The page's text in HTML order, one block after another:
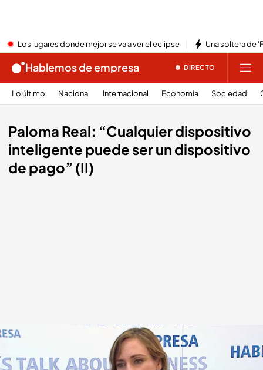
Los lugares donde mejor se va a ver el eclipse Una soltera de
Hablemos de empresa DIRECTO
Lo último Nacional Internacional Economía Sociedad
Paloma Real: “Cualquier dispositivo
inteligente puede ser un dispositivo
de pago” (II)
16 MAY 2018 - 06:00h.